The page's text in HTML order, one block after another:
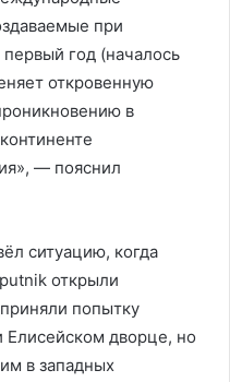
при
год (началось
откровенную
в
— пояснил
ситуацию, когда
открыли
попытку
Елисейском дворце, но
в западных